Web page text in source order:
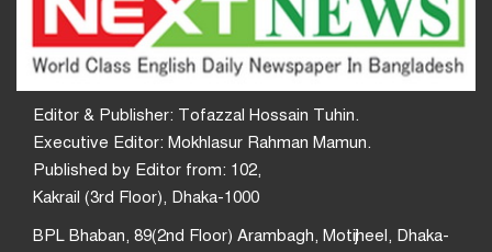
Editor & Publisher: Tofazzal Hossain Tuhin.
Executive Editor: Mokhlasur Rahman Mamun.
Published by Editor from: 102,
Kakrail (3rd Floor), Dhaka-1000
BPL Bhaban, 89(2nd Floor) Arambagh, Motijheel, Dhaka-